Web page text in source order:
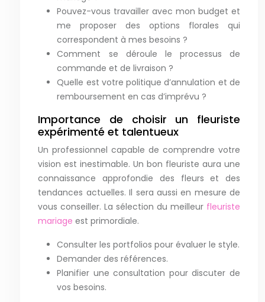
Pouvez-vous travailler avec mon budget et
me proposer des options florales qui
correspondent à mes besoins ?
Comment se déroule le processus de
commande et de livraison ?
Quelle est votre politique d’annulation et de
remboursement en cas d’imprévu ?
Importance de choisir un fleuriste
expérimenté et talentueux
Un professionnel capable de comprendre votre
vision est inestimable. Un bon fleuriste aura une
connaissance approfondie des fleurs et des
tendances actuelles. Il sera aussi en mesure de
vous conseiller. La sélection du meilleur fleuriste
mariageest primordiale.
Consulter les portfolios pour évaluer le style.
Demander des références.
Planifier une consultation pour discuter de
vos besoins.